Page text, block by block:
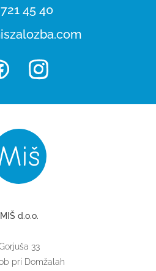
45 40
MIŠ d.o.o.
33
pri Domžalah